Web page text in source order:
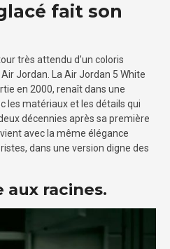
fait son
très attendu d’un coloris
Jordan. La Air Jordan 5 White
en 2000, renaît dans une
les matériaux et les détails qui
décennies après sa première
avec la même élégance
dans une version digne des
racines.